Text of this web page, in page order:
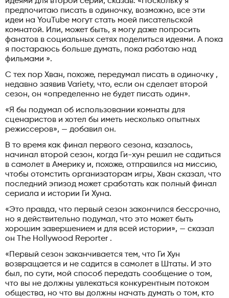
предпочитаю писать в одиночку, возможно, все эти
идеи на YouTube могут стать моей писательской
комнатой. Или, может быть, я могу даже попросить
фанатов в социальных сетях поделиться идеями. А пока
я постараюсь больше думать, пока работаю над
фильмами ».
С тех пор Хван, похоже, передумал писать в одиночку ,
недавно заявив Variety, что, если он сделает второй
сезон, он «определенно не будет писать один».
«Я бы подумал об использовании комнаты для
сценаристов и хотел бы иметь несколько опытных
режиссеров», — добавил он.
В то время как финал первого сезона, казалось,
начинал второй сезон, когда Ги-хун решил не садиться
в самолет в Америку и, похоже, отправился на миссию,
чтобы отомстить организаторам игры, Хван сказал, что
последний эпизод может сработать как полный финал
сериала и истории Ги Хуна.
«Это правда, что первый сезон закончился бессрочно,
но я действительно подумал, что это может быть
хорошим завершением и для всей истории», — сказал
он The Hollywood Reporter .
«Первый сезон заканчивается тем, что Ги Хун
возвращается и не садится в самолет в Штаты. И это
был, по сути, мой способ передать сообщение о том,
что вы не должны увлекаться конкурентным потоком
общества, но что вы должны начать думать о том, кто